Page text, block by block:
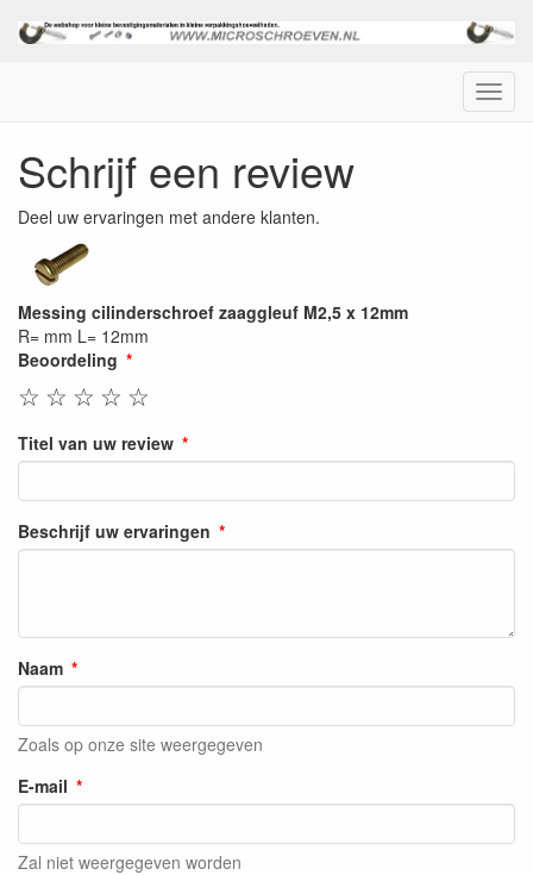
Menu
Schrijf een review
Deel uw ervaringen met andere klanten.
Messing cilinderschroef zaaggleuf M2,5 x 12mm
R= mm L= 12mm
Beoordeling
☆
☆
☆
☆
☆
Titel van uw review
Beschrijf uw ervaringen
Naam
Zoals op onze site weergegeven
E-mail
Zal niet weergegeven worden